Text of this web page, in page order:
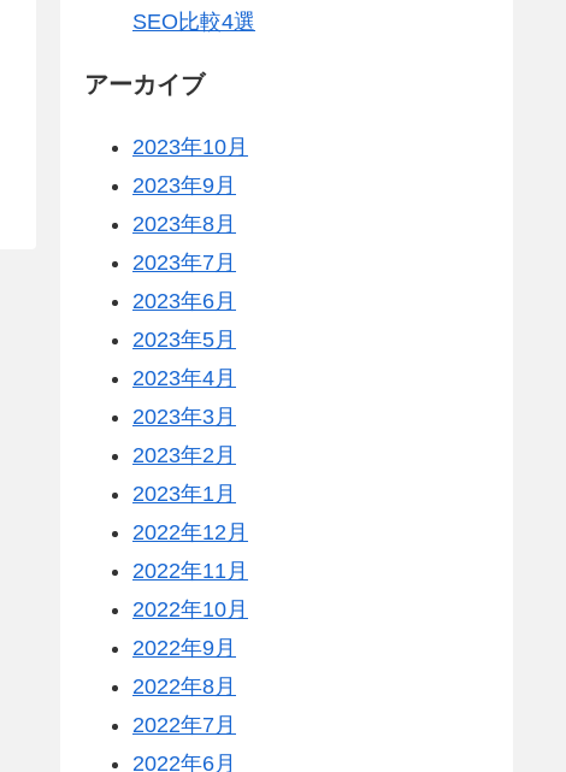
SEO比較4選
アーカイブ
2023年10月
2023年9月
2023年8月
2023年7月
2023年6月
2023年5月
2023年4月
2023年3月
2023年2月
2023年1月
2022年12月
2022年11月
2022年10月
2022年9月
2022年8月
2022年7月
2022年6月